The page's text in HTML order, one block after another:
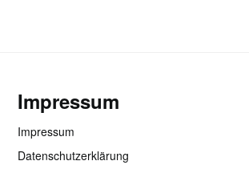
Impressum
Impressum
Datenschutzerklärung